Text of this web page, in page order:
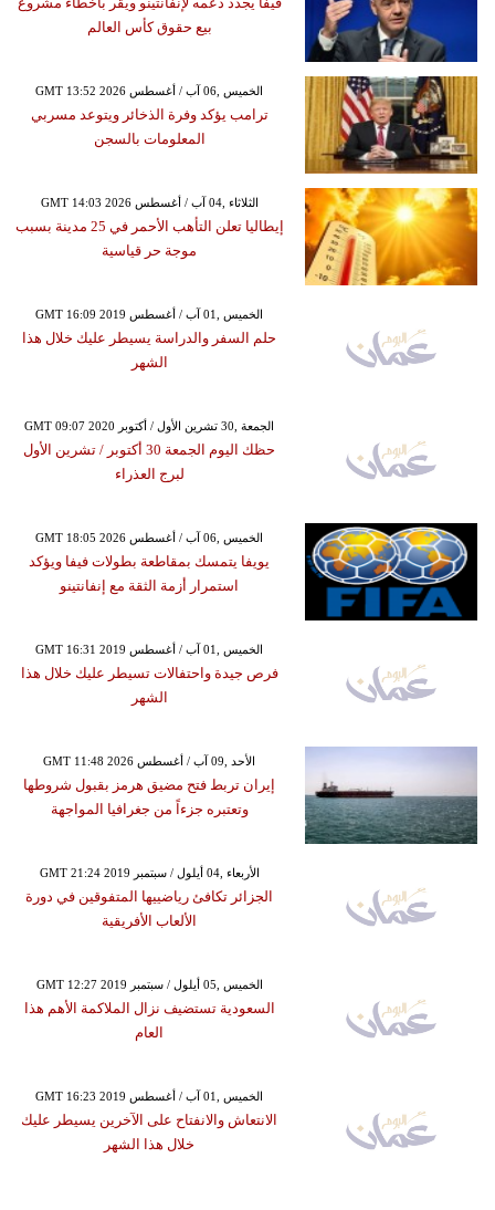
بيع حقوق كأس العالم
GMT 13:52 2026 الخميس ,06 آب / أغسطس
ترامب يؤكد وفرة الذخائر ويتوعد مسربي
المعلومات بالسجن
GMT 14:03 2026 الثلاثاء ,04 آب / أغسطس
إيطاليا تعلن التأهب الأحمر في 25 مدينة بسبب
موجة حر قياسية
GMT 16:09 2019 الخميس ,01 آب / أغسطس
حلم السفر والدراسة يسيطر عليك خلال هذا
الشهر
GMT 09:07 2020 الجمعة ,30 تشرين الأول / أكتوبر
حظك اليوم الجمعة 30 أكتوبر / تشرين الأول
لبرج العذراء
GMT 18:05 2026 الخميس ,06 آب / أغسطس
يويفا يتمسك بمقاطعة بطولات فيفا ويؤكد
استمرار أزمة الثقة مع إنفانتينو
GMT 16:31 2019 الخميس ,01 آب / أغسطس
فرص جيدة واحتفالات تسيطر عليك خلال هذا
الشهر
GMT 11:48 2026 الأحد ,09 آب / أغسطس
إيران تربط فتح مضيق هرمز بقبول شروطها
وتعتبره جزءاً من جغرافيا المواجهة
GMT 21:24 2019 الأربعاء ,04 أيلول / سبتمبر
الجزائر تكافئ رياضييها المتفوقين في دورة
الألعاب الأفريقية
GMT 12:27 2019 الخميس ,05 أيلول / سبتمبر
السعودية تستضيف نزال الملاكمة الأهم هذا
العام
GMT 16:23 2019 الخميس ,01 آب / أغسطس
الانتعاش والانفتاح على الآخرين يسيطر عليك
خلال هذا الشهر